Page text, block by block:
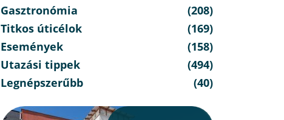
Gasztronómia
(208)
Titkos úticélok
(169)
Események
(158)
Utazási tippek
(494)
Legnépszerűbb
(40)